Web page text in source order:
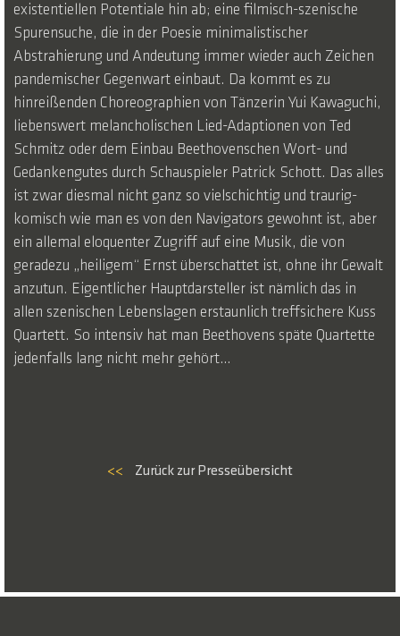
existentiellen Potentiale hin ab; eine filmisch-szenische
Spurensuche, die in der Poesie minimalistischer
Abstrahierung und Andeutung immer wieder auch Zeichen
pandemischer Gegenwart einbaut. Da kommt es zu
hinreißenden Choreographien von Tänzerin Yui Kawaguchi,
liebenswert melancholischen Lied-Adaptionen von Ted
Schmitz oder dem Einbau Beethovenschen Wort- und
Gedankengutes durch Schauspieler Patrick Schott. Das alles
ist zwar diesmal nicht ganz so vielschichtig und traurig-
komisch wie man es von den Navigators gewohnt ist, aber
ein allemal eloquenter Zugriff auf eine Musik, die von
geradezu „heiligem“ Ernst überschattet ist, ohne ihr Gewalt
anzutun. Eigentlicher Hauptdarsteller ist nämlich das in
allen szenischen Lebenslagen erstaunlich treffsichere Kuss
Quartett. So intensiv hat man Beethovens späte Quartette
jedenfalls lang nicht mehr gehört…
<< Zurück zur Presseübersicht